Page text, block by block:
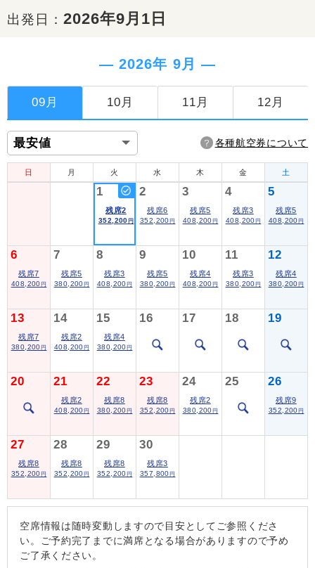
出発日： 2026年9月1日
― 2026年 9月 ―
09月 10月 11月 12月
各種航空券について
日 月 火 水 木 金 土
1
残席2
352,200 円
2
残席6
352,200 円
3
残席5
408,200 円
4
残席3
408,200 円
5
残席5
408,200 円
6
残席7
408,200 円
7
残席5
380,200 円
8
残席3
408,200 円
9
残席5
380,200 円
10
残席4
408,200 円
11
残席3
380,200 円
12
残席4
380,200 円
13
残席7
380,200 円
14
残席2
408,200 円
15
残席4
380,200 円
16 17 18 19
20 21
残席2
408,200 円
22
残席8
380,200 円
23
残席8
352,200 円
24
残席2
380,200 円
25 26
残席9
352,200 円
27
残席8
352,200 円
28
残席8
352,200 円
29
残席8
352,200 円
30
残席3
357,800 円
空席情報は随時変動しますので目安としてご参照くださ
い。ご予約完了までに満席となる場合がありますので予め
ご了承ください。